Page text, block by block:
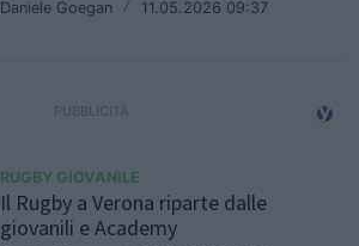
Daniele Goegan / 11.05.2026 09:37
RUGBY GIOVANILE
Il Rugby a Verona riparte dalle
giovanili e Academy